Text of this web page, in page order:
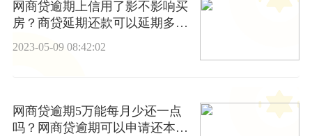
网商贷逾期上信用了影不影响买
房？商贷延期还款可以延期多
久？|天天快资讯
2023-05-09 08:42:02
网商贷逾期5万能每月少还一点
吗？网商贷逾期可以申请还本金